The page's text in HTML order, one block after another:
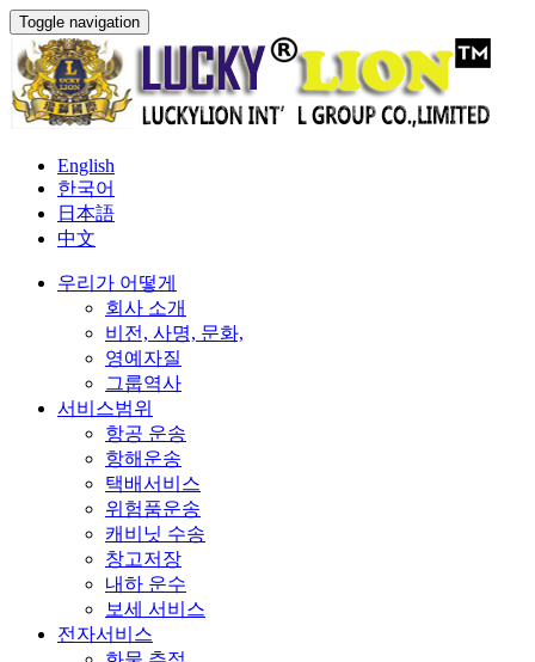
Toggle navigation
English
한국어
日本語
中文
우리가 어떻게
회사 소개
비전, 사명, 문화,
영예자질
그룹역사
서비스범위
항공 운송
항해운송
택배서비스
위험품운송
캐비닛 수송
창고저장
내하 운수
보세 서비스
전자서비스